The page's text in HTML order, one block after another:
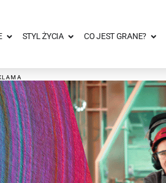
STYL ŻYCIA CO JEST GRANE?